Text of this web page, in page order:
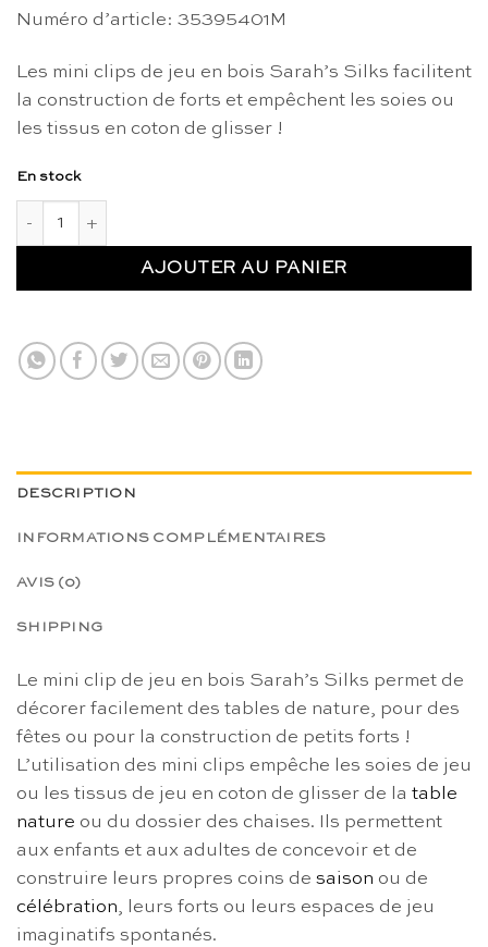
Numéro d’article: 35395401M
Les mini clips de jeu en bois Sarah’s Silks facilitent
la construction de forts et empêchent les soies ou
les tissus en coton de glisser !
En stock
AJOUTER AU PANIER
DESCRIPTION
INFORMATIONS COMPLÉMENTAIRES
AVIS (0)
SHIPPING
Le mini clip de jeu en bois Sarah’s Silks permet de
décorer facilement des tables de nature, pour des
fêtes ou pour la construction de petits forts !
L’utilisation des mini clips empêche les soies de jeu
ou les tissus de jeu en coton de glisser de la table
nature ou du dossier des chaises. Ils permettent
aux enfants et aux adultes de concevoir et de
construire leurs propres coins de saison ou de
célébration, leurs forts ou leurs espaces de jeu
imaginatifs spontanés.